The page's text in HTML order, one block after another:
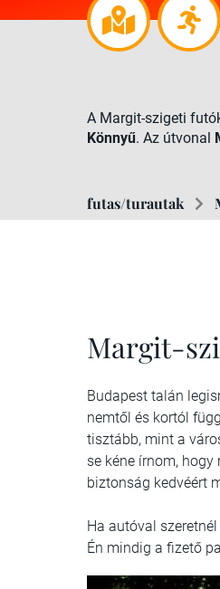
A Margit-szigeti
Könnyű. Az útvonal
futas/turautak
Margit-
Budapest talán
nemtől és kortól
tisztább, mint a
se kéne írnom,
biztonság kedvéért
Ha autóval
Én mindig a fizető